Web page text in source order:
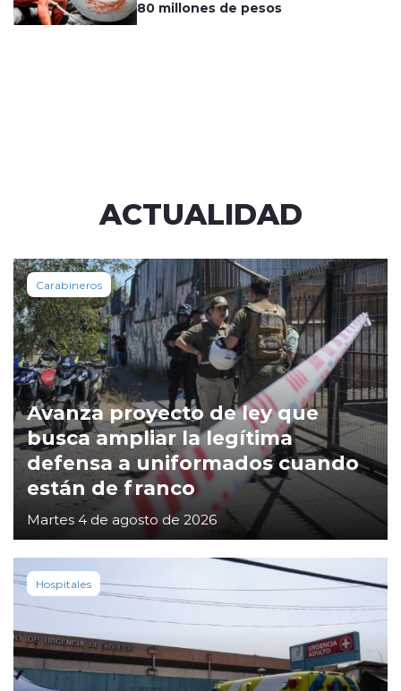
80 millones de pesos
ACTUALIDAD
Carabineros
Avanza proyecto de ley que
busca ampliar la legítima
defensa a uniformados cuando
están de franco
Martes 4 de agosto de 2026
Hospitales